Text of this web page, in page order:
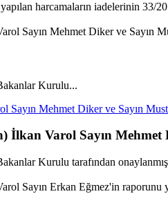
harcamaların iadelerinin 33/
Kurulu...
Sayın Mehmet Diker ve Sayın
İlkan Varol Sayın Mehmet
Kurulu tarafından